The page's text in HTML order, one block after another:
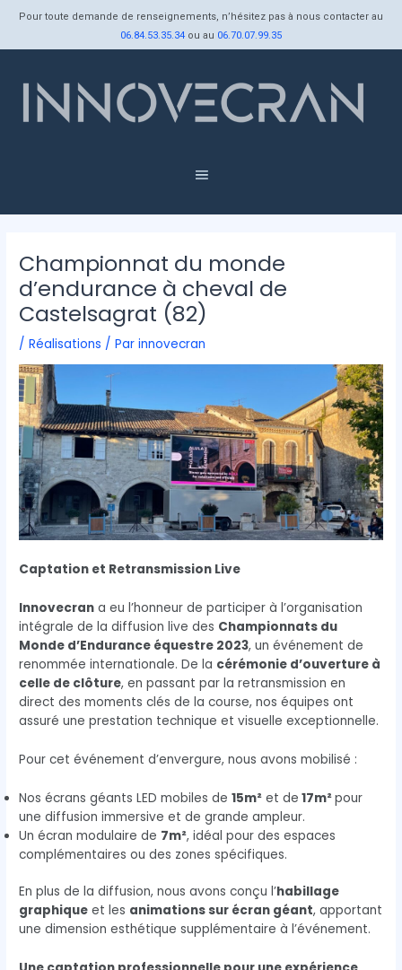
Aller
contenu
Pour toute demande de renseignements, n’hésitez pas à nous contacter au
06.84.53.35.34 ou au 06.70.07.99.35
Menu
Championnat du monde
d’endurance à cheval de
Castelsagrat (82)
/Réalisations / Parinnovecran
Captation et Retransmission Live
Innovecran a eu l’honneur de participer à l’organisation
intégrale de la diffusion live des Championnats du
Monde d’Endurance équestre 2023, un événement de
renommée internationale. De la cérémonie d’ouverture à
celle de clôture, en passant par la retransmission en
direct des moments clés de la course, nos équipes ont
assuré une prestation technique et visuelle exceptionnelle.
Pour cet événement d’envergure, nous avons mobilisé :
Nos écrans géants LED mobiles de15m² et de 17m²pour
une diffusion immersive et de grande ampleur.
Un écran modulaire de 7m², idéal pour des espaces
complémentaires ou des zones spécifiques.
En plus de la diffusion, nous avons conçu l’habillage
graphique et les animations sur écran géant, apportant
une dimension esthétique supplémentaire à l’événement.
Navigation
articles